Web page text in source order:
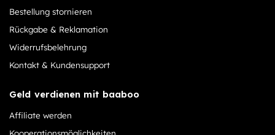
Bestellung stornieren
Rückgabe & Reklamation
Widerrufsbelehrung
Kontakt & Kundensupport
Geld verdienen mit baaboo
Affiliate werden